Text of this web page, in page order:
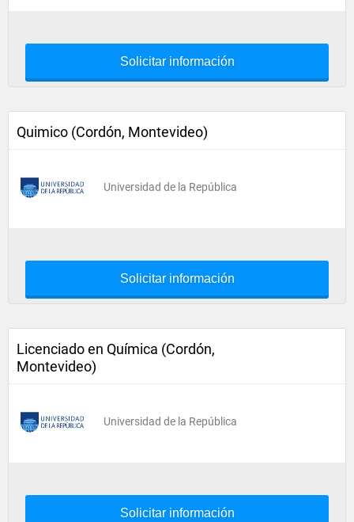
Solicitar información
Quimico (Cordón, Montevideo)
Universidad de la República
Solicitar información
Licenciado en Química (Cordón,
Montevideo)
Universidad de la República
Solicitar información